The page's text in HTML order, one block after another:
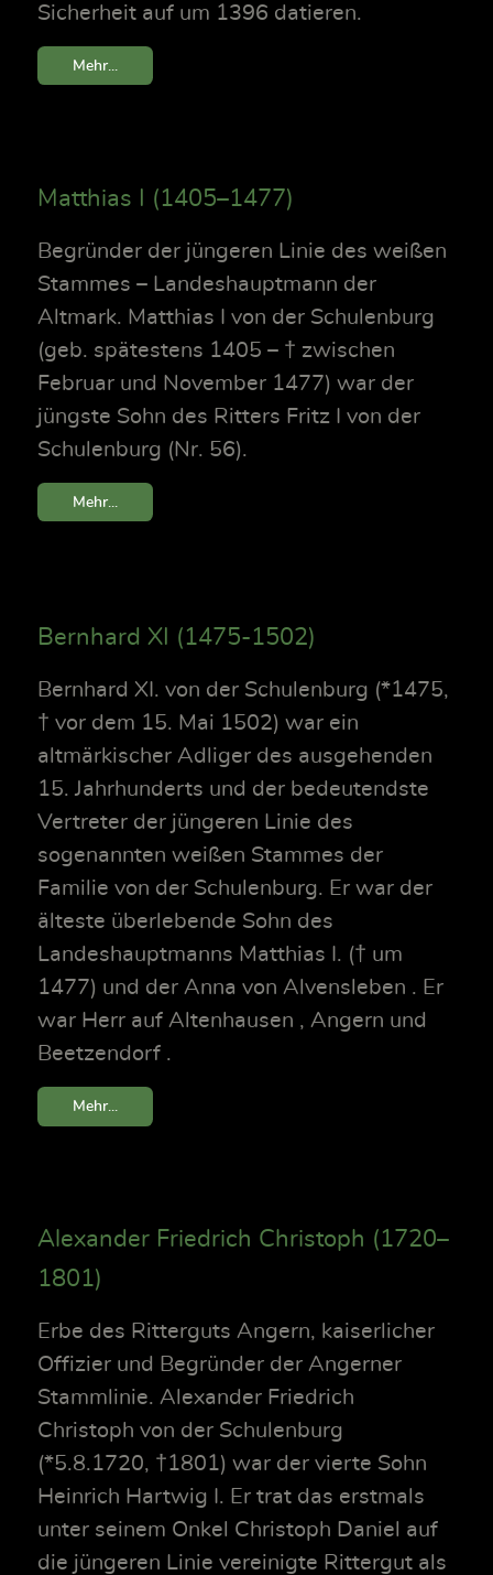
Sicherheit auf um 1396 datieren.
Mehr...
Matthias I (1405–1477)
Begründer der jüngeren Linie des weißen
Stammes – Landeshauptmann der
Altmark. Matthias I von der Schulenburg
(geb. spätestens 1405 – † zwischen
Februar und November 1477) war der
jüngste Sohn des Ritters Fritz I von der
Schulenburg (Nr. 56).
Mehr...
Bernhard XI (1475-1502)
Bernhard XI. von der Schulenburg (*1475,
† vor dem 15. Mai 1502) war ein
altmärkischer Adliger des ausgehenden
15. Jahrhunderts und der bedeutendste
Vertreter der jüngeren Linie des
sogenannten weißen Stammes der
Familie von der Schulenburg. Er war der
älteste überlebende Sohn des
Landeshauptmanns Matthias I. († um
1477) und der Anna von Alvensleben . Er
war Herr auf Altenhausen , Angern und
Beetzendorf .
Mehr...
Alexander Friedrich Christoph (1720–
1801)
Erbe des Ritterguts Angern, kaiserlicher
Offizier und Begründer der Angerner
Stammlinie. Alexander Friedrich
Christoph von der Schulenburg
(*5.8.1720, †1801) war der vierte Sohn
Heinrich Hartwig I. Er trat das erstmals
unter seinem Onkel Christoph Daniel auf
die jüngeren Linie vereinigte Rittergut als